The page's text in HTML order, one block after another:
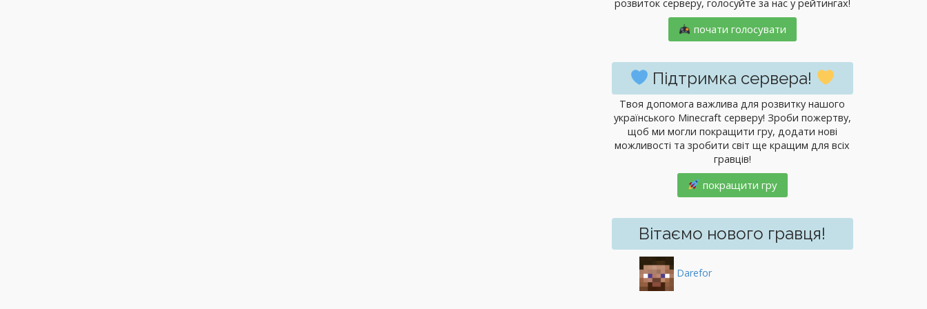
розвиток серверу, голосуйте за нас у рейтингах!
почати голосувати
Підтримка сервера!
Твоя допомога важлива для розвитку нашого
українського Minecraft серверу! Зроби пожертву,
щоб ми могли покращити гру, додати нові
можливості та зробити світ ще кращим для всіх
гравців!
покращити гру
Вітаємо нового гравця!
Darefor